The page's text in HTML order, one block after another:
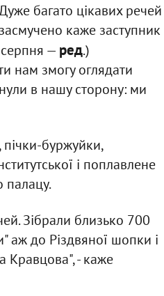
багато цікавих речей
каже заступник
— ред.)
нам змогу оглядати
в нашу сторону: ми
буржуйки,
і поплавлене
палацу.
Зібрали близько 700
аж до Різдвяної шопки і
Кравцова", - каже